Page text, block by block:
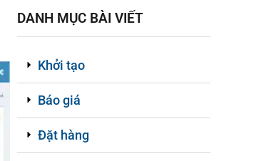
DANH MỤC BÀI VIẾT
Khởi tạo
Báo giá
Đặt hàng